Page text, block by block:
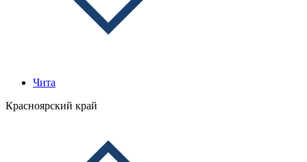
Чита
Красноярский край